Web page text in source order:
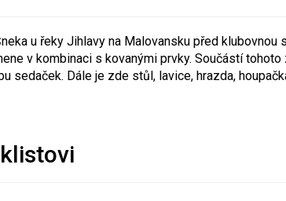
u řeky Jihlavy na Malovansku před
v kombinaci s kovanými prvky. Součástí
sedaček. Dále je zde stůl, lavice, hrazda,